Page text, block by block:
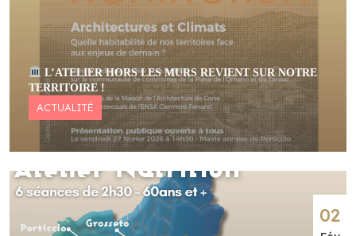
L’ATELIER HORS LES MURS REVIENT SUR NOTRE
TERRITOIRE !
ACTUALITÉ
02